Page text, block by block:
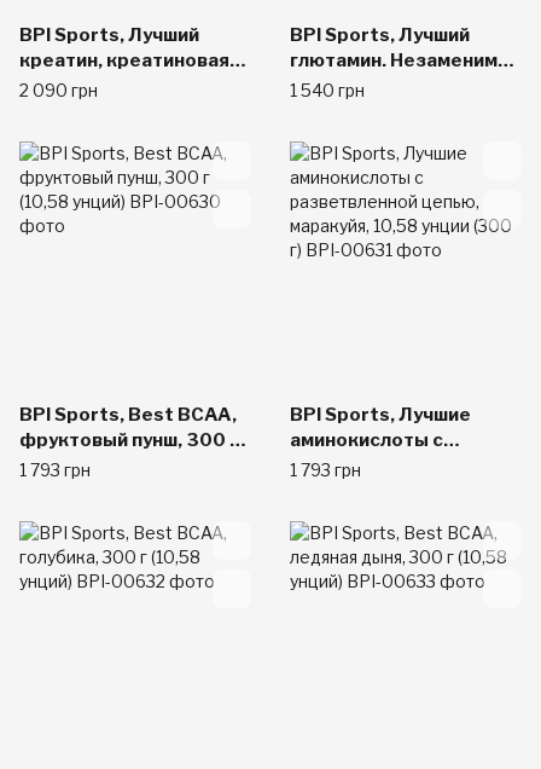
BPI Sports, Лучший
креатин, креатиновая
формула для
Снежный конус, 10,58
унции (300 г)
2 090 грн
BPI Sports, Лучший
глютамин. Незаменимая
аминокислота, шербет
(400 г)
1 540 грн
BPI Sports, Best BCAA,
фруктовый пунш, 300 г
(10,58 унций)
1 793 грн
BPI Sports, Лучшие
аминокислоты с
разветвленной цепью,
(300 г)
1 793 грн